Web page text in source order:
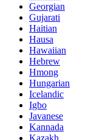
Georgian
Gujarati
Haitian
Hausa
Hawaiian
Hebrew
Hmong
Hungarian
Icelandic
Igbo
Javanese
Kannada
Kazakh